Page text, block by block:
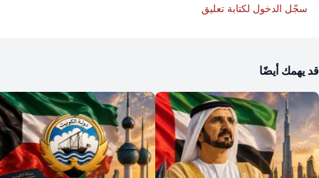
سجّل الدخول لكتابة تعليق
قد يهمك أيضًا